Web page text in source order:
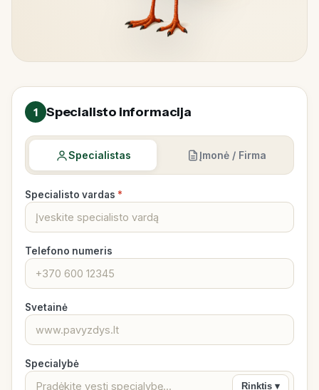
1 Specialisto informacija
Specialistas Įmonė / Firma
Specialisto vardas *
Telefono numeris
Svetainė
Specialybė
Rinktis ▾